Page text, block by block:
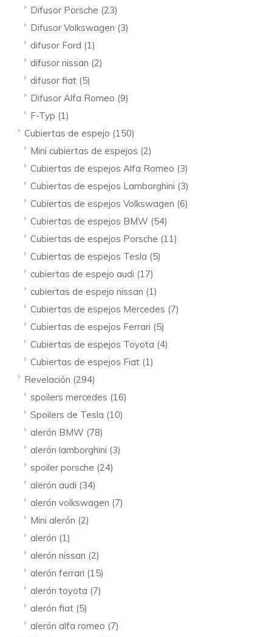
Difusor Porsche (23)
Difusor Volkswagen (3)
difusor Ford (1)
difusor nissan (2)
difusor fiat (5)
Difusor Alfa Romeo (9)
F-Typ (1)
Cubiertas de espejo (150)
Mini cubiertas de espejos (2)
Cubiertas de espejos Alfa Romeo (3)
Cubiertas de espejos Lamborghini (3)
Cubiertas de espejos Volkswagen (6)
Cubiertas de espejos BMW (54)
Cubiertas de espejos Porsche (11)
Cubiertas de espejos Tesla (5)
cubiertas de espejo audi (17)
cubiertas de espejo nissan (1)
Cubiertas de espejos Mercedes (7)
Cubiertas de espejos Ferrari (5)
Cubiertas de espejos Toyota (4)
Cubiertas de espejos Fiat (1)
Revelación (294)
spoilers mercedes (16)
Spoilers de Tesla (10)
alerón BMW (78)
alerón lamborghini (3)
spoiler porsche (24)
alerón audi (34)
alerón volkswagen (7)
Mini alerón (2)
alerón (1)
alerón nissan (2)
alerón ferrari (15)
alerón toyota (7)
alerón fiat (5)
alerón alfa romeo (7)